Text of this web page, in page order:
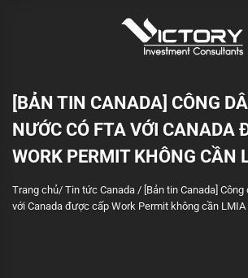
[BẢN TIN CANADA] CÔNG
NƯỚC CÓ FTA VỚI CANADA
WORK PERMIT KHÔNG CẦN
Trang chủ/ Tin tức Canada / [Bản tin Canada]
với Canada được cấp Work Permit không cần LMIA